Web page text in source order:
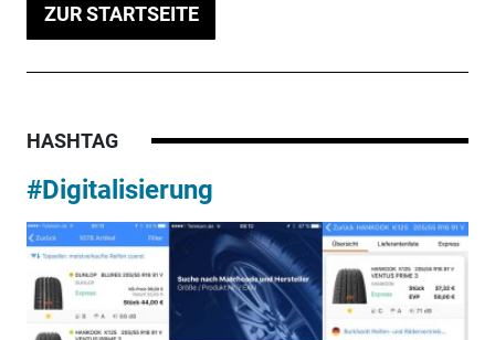
ZUR STARTSEITE
HASHTAG
#Digitalisierung